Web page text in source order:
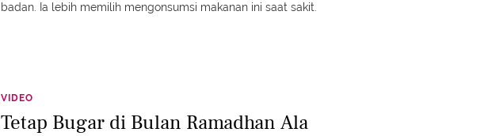
badan. Ia lebih memilih mengonsumsi makanan ini saat sakit.
VIDEO
Tetap Bugar di Bulan Ramadhan Ala